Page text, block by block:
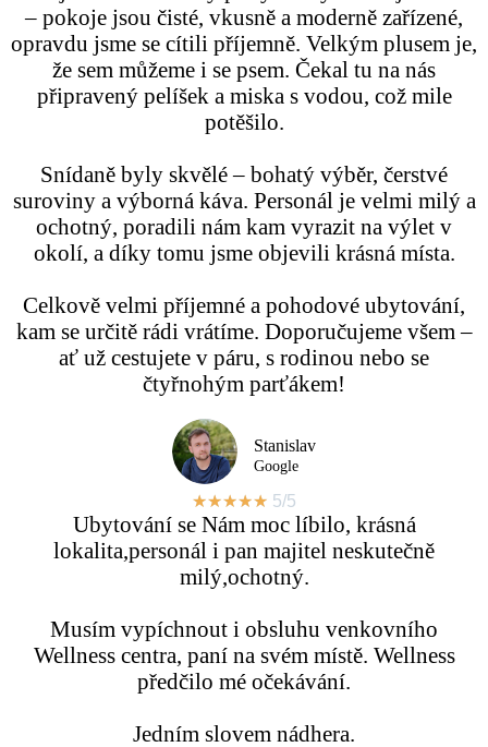
– pokoje jsou čisté, vkusně a moderně zařízené,
opravdu jsme se cítili příjemně. Velkým plusem je,
že sem můžeme i se psem. Čekal tu na nás
připravený pelíšek a miska s vodou, což mile
potěšilo.
Snídaně byly skvělé – bohatý výběr, čerstvé
suroviny a výborná káva. Personál je velmi milý a
ochotný, poradili nám kam vyrazit na výlet v
okolí, a díky tomu jsme objevili krásná místa.
Celkově velmi příjemné a pohodové ubytování,
kam se určitě rádi vrátíme. Doporučujeme všem –
ať už cestujete v páru, s rodinou nebo se
čtyřnohým parťákem!
Stanislav
Google
★★★★★ 5/5
Ubytování se Nám moc líbilo, krásná
lokalita,personál i pan majitel neskutečně
milý,ochotný.
Musím vypíchnout i obsluhu venkovního
Wellness centra, paní na svém místě. Wellness
předčilo mé očekávání.
Jedním slovem nádhera.